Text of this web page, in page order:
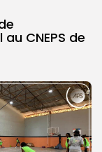
CNEPS de